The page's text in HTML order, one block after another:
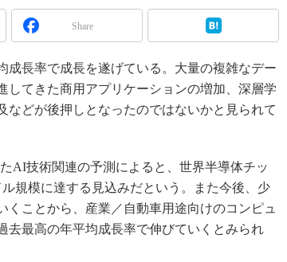
たこと、次の10年
ジアの新トレンド
日本を救うのか
来展望」
エンジニア」の
Share
長率で成長を遂げている。大量の複雑なデー
してきた商用アプリケーションの増加、深層学
などが後押しとなったのではないかと見られて
AI技術関連の予測によると、世界半導体チッ
規模に達する見込みだという。また今後、少
ことから、産業／自動車用途向けのコンピュ
去最高の年平均成長率で伸びていくとみられ